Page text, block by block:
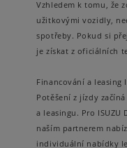
Vzhledem k tomu, že
užitkovými vozidly,
spotřeby. Pokud si
je získat z oficiálních
Financování a leasing
Potěšení z jízdy
a leasingu. Pro ISUZU
naším partnerem
individuální nabídky